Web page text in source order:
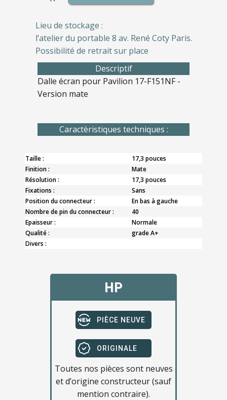
Lieu de stockage :
l’atelier du portable 8 av. René Coty Paris.
Possibilité de retrait sur place
Descriptif
Dalle écran pour Pavilion 17-F151NF -
Version mate
Caractèristiques techniques :
Taille :
17,3 pouces
Finition :
Mate
Résolution :
17,3 pouces
Fixations :
Sans
Position du connecteur :
En bas à gauche
Nombre de pin du connecteur :
40
Epaisseur :
Normale
Qualité :
grade A+
Divers :
HP
PIÈCE NEUVE
ORIGINALE
Toutes nos pièces sont neuves
et d’origine constructeur (sauf
mention contraire).